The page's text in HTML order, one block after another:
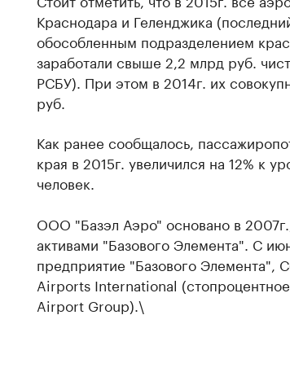
Краснодара и Геленджика
обособленным подразделением
заработали свыше 2,2 млрд руб.
РСБУ). При этом в 2014г. их
руб.
Как ранее сообщалось,
края в 2015г. увеличился на 12% к
человек.
ООО "Базэл Аэро" основано в
активами "Базового Элемента". С
предприятие "Базового Элемента",
Airports International
Airport Group).\